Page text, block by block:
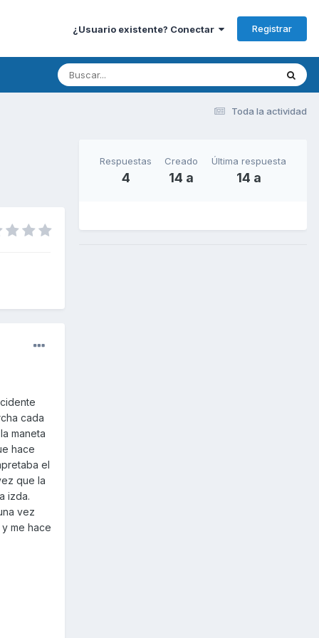
¿Usuario existente? Conectar Registrar
Toda la actividad
cada
maneta
hace
el
que la
izda.
vez
me hace
Respuestas
4
Creado
14 a
Última respuesta
14 a